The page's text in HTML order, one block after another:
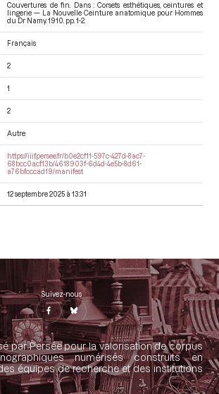
Couvertures de fin. Dans : Corsets esthétiques, ceintures et
lingerie — La Nouvelle Ceinture anatomique pour Hommes
du Dr Namy. 1910. pp. 1-2.
Français
2
1
2
Autre
https://iiif.persee.fr/b0e2cf11-597c-427d-8ac7-
68bcc0acf13b/4618903f-6d4d-4e5b-8d61-
a76bfcccad19/manifest
12 septembre 2025 à 13:31
Suivez-nous
par Persée pour la valorisation de corpus
numérisés construits en
équipes de recherche et des institutions